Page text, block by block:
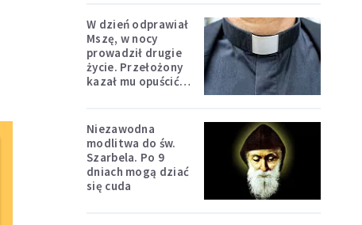
W dzień odprawiał
Mszę, w nocy
prowadził drugie
życie. Przełożony
kazał mu opuścić
Niezawodna
modlitwa do św.
Szarbela. Po 9
dniach mogą dziać
się cuda